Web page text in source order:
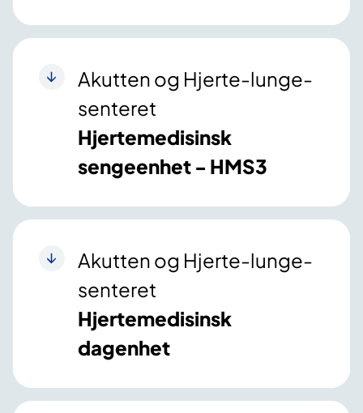
Akutten og Hjerte-lunge-
senteret
Hjertemedisinsk
sengeenhet - HMS3
Akutten og Hjerte-lunge-
senteret
Hjertemedisinsk
dagenhet